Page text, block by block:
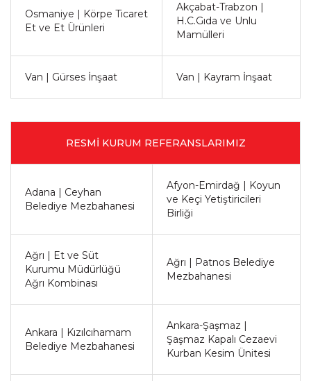
Osmaniye | Körpe Ticaret
Et ve Et Ürünleri
Akçabat-Trabzon |
H.C.Gıda ve Unlu
Mamülleri
Van | Gürses İnşaat Van | Kayram İnşaat
RESMİ KURUM REFERANSLARIMIZ
Adana | Ceyhan
Belediye Mezbahanesi
Afyon-Emirdağ | Koyun
ve Keçi Yetiştiricileri
Birliği
Ağrı | Et ve Süt
Kurumu Müdürlüğü
Ağrı Kombinası
Ağrı | Patnos Belediye
Mezbahanesi
Ankara | Kızılcıhamam
Belediye Mezbahanesi
Ankara-Şaşmaz |
Şaşmaz Kapalı Cezaevi
Kurban Kesim Ünitesi